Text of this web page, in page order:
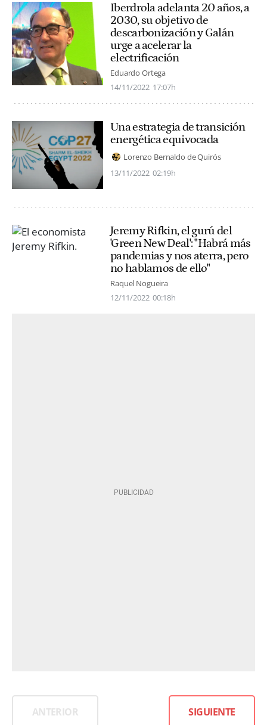
Iberdrola adelanta 20 años, a
2030, su objetivo de
descarbonización y Galán
urge a acelerar la
electrificación
Eduardo Ortega
14/11/2022 17:07h
Una estrategia de transición
energética equivocada
Lorenzo Bernaldo de Quirós
13/11/2022 02:19h
Jeremy Rifkin, el gurú del
'Green New Deal': "Habrá más
pandemias y nos aterra, pero
no hablamos de ello"
Raquel Nogueira
12/11/2022 00:18h
ANTERIOR SIGUIENTE